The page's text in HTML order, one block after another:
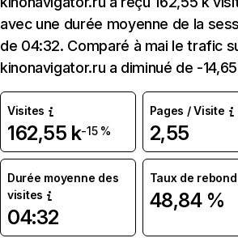
avec une durée moyenne de la
de 04:32. Comparé à mai le trafic
kinonavigator.ru a diminué de -
Visites
162,55 k-15 %
Pages / Visite
2,55
Durée moyenne des
visites
04:32
Taux de rebond
48,84 %